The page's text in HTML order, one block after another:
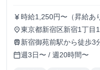
currency_yen 時給1,250円〜（昇給あ
place東京都新宿区新宿1丁目
train 新宿御苑前駅から徒歩3
calendar_today週3日〜 / 週20時間〜